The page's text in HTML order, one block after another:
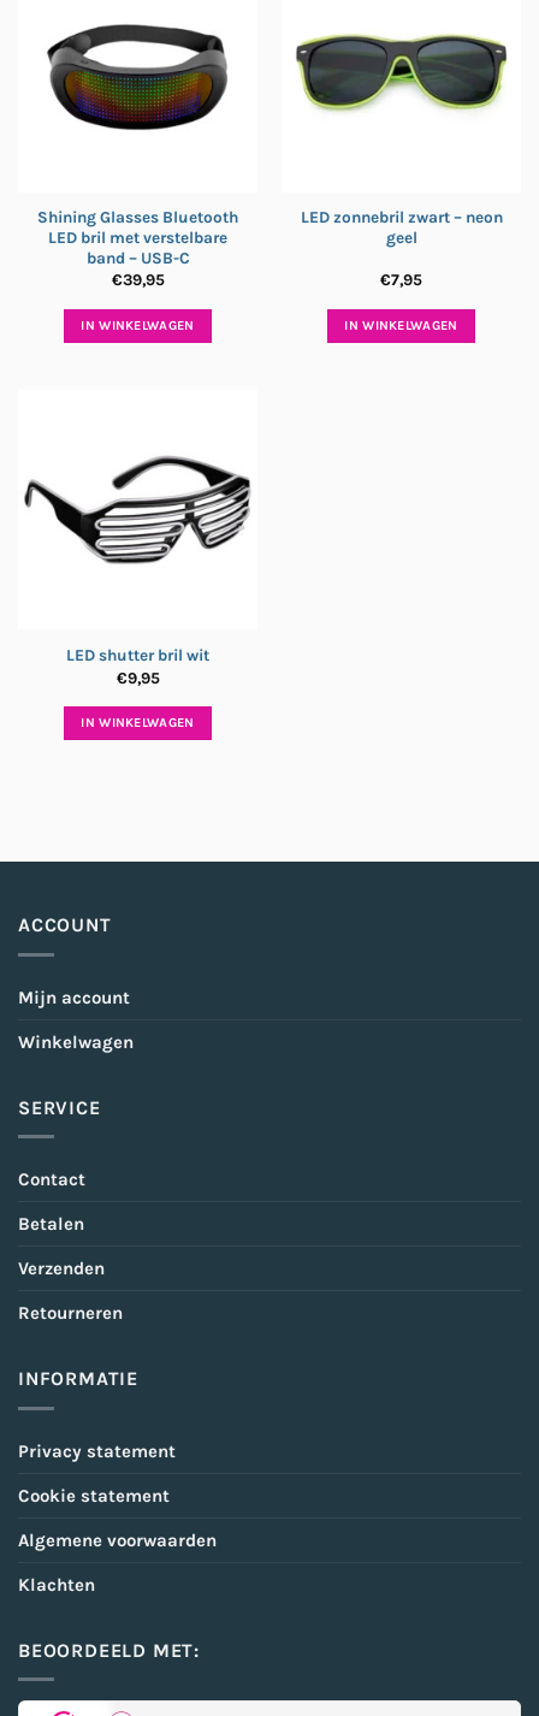
Shining Glasses Bluetooth
LED bril met verstelbare
band – USB-C
€39,95
IN WINKELWAGEN
LED zonnebril zwart – neon
geel
€7,95
IN WINKELWAGEN
LED shutter bril wit
€9,95
IN WINKELWAGEN
ACCOUNT
Mijn account
Winkelwagen
SERVICE
Contact
Betalen
Verzenden
Retourneren
INFORMATIE
Privacy statement
Cookie statement
Algemene voorwaarden
Klachten
BEOORDEELD MET: